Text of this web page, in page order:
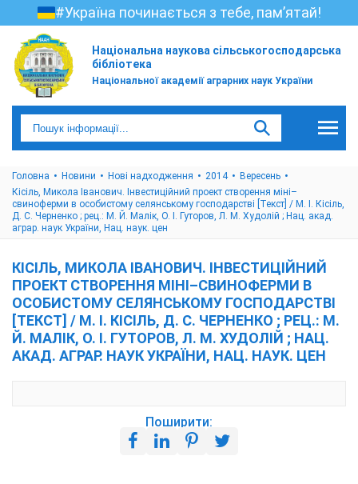
#Україна починається з тебе, пам’ятай!
Національна наукова сільськогосподарська
бібліотека
Національної академії аграрних наук України
Головна Новини Нові надходження 2014
Вересень
Кісіль, Микола Іванович. Інвестиційний проект створення міні–
свиноферми в особистому селянському господарстві [Текст] / М. І. Кісіль,
Д. С. Черненко ; рец.: М. Й. Малік, О. І. Гуторов, Л. М. Худолій ; Нац. акад.
аграр. наук України, Нац. наук. цен
КІСІЛЬ, МИКОЛА ІВАНОВИЧ. ІНВЕСТИЦІЙНИЙ
ПРОЕКТ СТВОРЕННЯ МІНІ–СВИНОФЕРМИ В
ОСОБИСТОМУ СЕЛЯНСЬКОМУ ГОСПОДАРСТВІ
[ТЕКСТ] / М. І. КІСІЛЬ, Д. С. ЧЕРНЕНКО ; РЕЦ.: М.
Й. МАЛІК, О. І. ГУТОРОВ, Л. М. ХУДОЛІЙ ; НАЦ.
АКАД. АГРАР. НАУК УКРАЇНИ, НАЦ. НАУК. ЦЕН
Поширити: